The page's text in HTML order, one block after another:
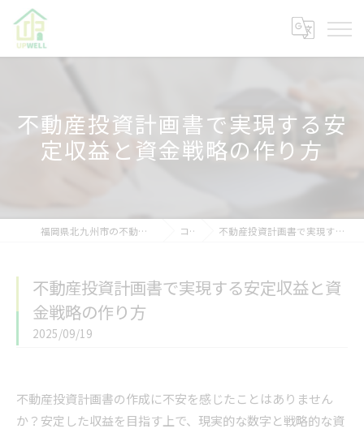
不動産投資計画書で実現する安
定収益と資金戦略の作り方
福岡県北九州市の不動産なら株式会社アップウェル コラム 不動産投資計画書で実現する安定収益と資金戦略の作り方
不動産投資計画書で実現する安定収益と資
金戦略の作り方
2025/09/19
不動産投資計画書の作成に不安を感じたことはありません
か？安定した収益を目指す上で、現実的な数字と戦略的な資